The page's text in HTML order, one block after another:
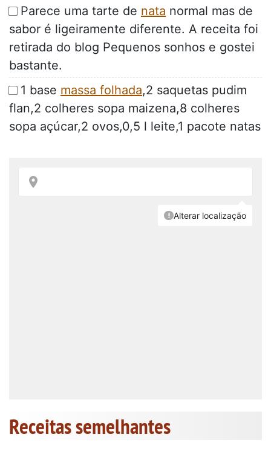
Parece uma tarte de nata normal mas de
sabor é ligeiramente diferente. A receita foi
retirada do blog Pequenos sonhos e gostei
bastante.
1 base massa folhada,2 saquetas pudim
flan,2 colheres sopa maizena,8 colheres
sopa açúcar,2 ovos,0,5 l leite,1 pacote natas
Receitas semelhantes